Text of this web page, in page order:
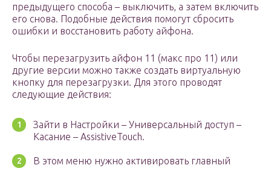
предыдущего способа – выключить, а затем включить
его снова. Подобные действия помогут сбросить
ошибки и восстановить работу айфона.
Чтобы перезагрузить айфон 11 (макс про 11) или
другие версии можно также создать виртуальную
кнопку для перезагрузки. Для этого проводят
следующие действия:
Зайти в Настройки – Универсальный доступ –
Касание – AssistiveTouch.
В этом меню нужно активировать главный